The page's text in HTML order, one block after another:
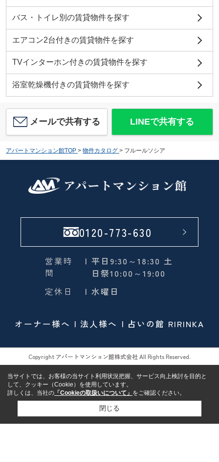
バス・トイレ別の賃貸物件を探す
エアコン2台付きの賃貸物件を探す
TVインターホン付きの賃貸物件を探す
浴室乾燥機付きの賃貸物件を探す
メールで共有する LINEで共有する
アパートマンション館TOP > 物件カタログ > フルールソシア
0120-773-630
営業時
間
| 平日9:30～18:30 土
日祭10:00～19:00
定休日
| 水曜日
オーナー様へ 法人様へ 占いの館 RIRINKA
Copyright アパートマンション館株式会社 All Rights Reserved.
当サイトでは、お客様の当サイト利用状況把握、サービス向上検討を目的と
して、クッキー（Cookie）を使用しています。
詳しくは、当社の 「Cookieの取扱いについて」 をご確認ください。
閉じる